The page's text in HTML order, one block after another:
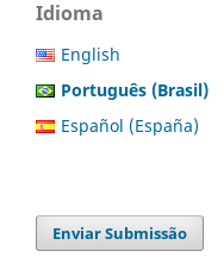
Idioma
English
Português (Brasil)
Español (España)
Enviar Submissão